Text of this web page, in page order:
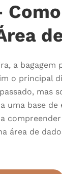
a
o principal
mas
uma base
área de